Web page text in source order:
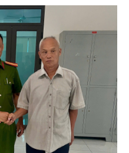
CÁCH MỆNH LÀ: